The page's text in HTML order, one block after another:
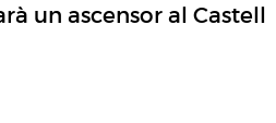
un ascensor al Castell